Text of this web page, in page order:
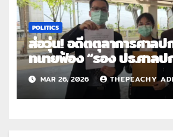
POLITICS
ส่อวุ่น! อดีตตุลาการศาล
ทนายฟ้อง “รอง ปธ.ศาลป
รับรองคำพิพากษาเป็นเท็จ
ร่วมประชุมและมีมติคดี “บิ๊
“บิ๊กต่าย” เหตุเกษียณราช
MAR 26, 2026 THEPEACHY